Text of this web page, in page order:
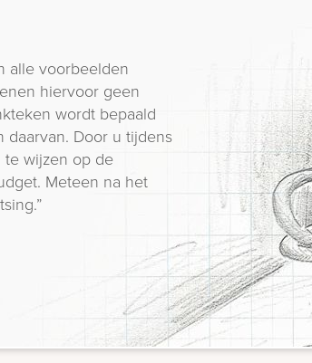
alle voorbeelden
hiervoor geen
wordt bepaald
Door u tijdens
wijzen op de
Meteen na het